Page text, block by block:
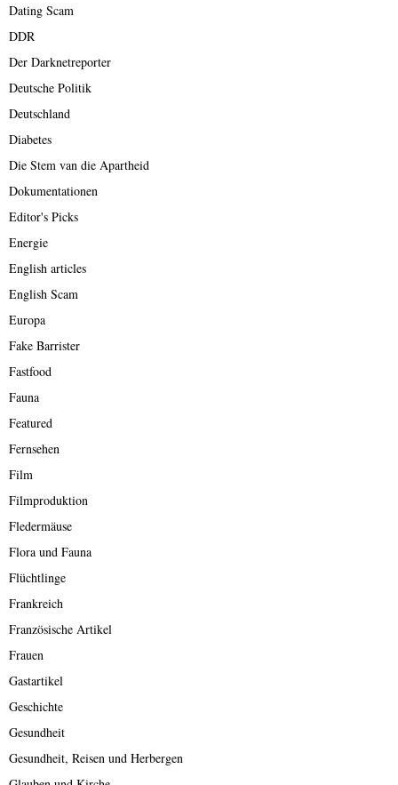
Dating Scam
DDR
Der Darknetreporter
Deutsche Politik
Deutschland
Diabetes
Die Stem van die Apartheid
Dokumentationen
Editor's Picks
Energie
English articles
English Scam
Europa
Fake Barrister
Fastfood
Fauna
Featured
Fernsehen
Film
Filmproduktion
Fledermäuse
Flora und Fauna
Flüchtlinge
Frankreich
Französische Artikel
Frauen
Gastartikel
Geschichte
Gesundheit
Gesundheit, Reisen und Herbergen